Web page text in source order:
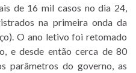
de 16 mil casos no dia 24,
na primeira onda da
O ano letivo foi retomado
e desde então cerca de 80
parâmetros do governo, as